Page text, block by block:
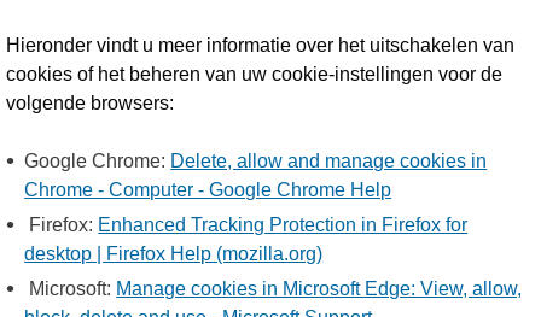
Hieronder vindt u meer informatie over het uitschakelen van
cookies of het beheren van uw cookie-instellingen voor de
volgende browsers:
Google Chrome: Delete, allow and manage cookies in
Chrome - Computer - Google Chrome Help
Firefox: Enhanced Tracking Protection in Firefox for
desktop | Firefox Help (mozilla.org)
Microsoft: Manage cookies in Microsoft Edge: View, allow,